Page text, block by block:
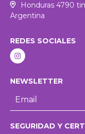
Honduras 4790
Argentina
REDES SOCIALES
NEWSLETTER
SEGURIDAD Y